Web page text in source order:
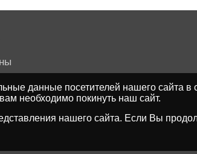
данные посетителей нашего сайта в
необходимо покинуть наш сайт.
нашего сайта. Если Вы